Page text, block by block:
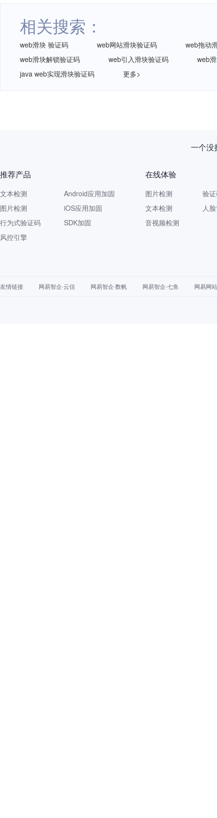
相关搜索：
web滑块 验证码 web网站滑块验证码
web拖动
web滑块解锁验证码
web引入滑块验证码
web
java web实现滑块验证码
更多>
一个没
推荐产品
文本检测
图片检测
行为式验证码
风控引擎
Android应用加固
iOS应用加固
SDK加固
在线体验
图片检测
文本检测
音视频检测
验
人
友情链接 网易智企·云信 网易智企·数帆 网易智企·七鱼 网易网